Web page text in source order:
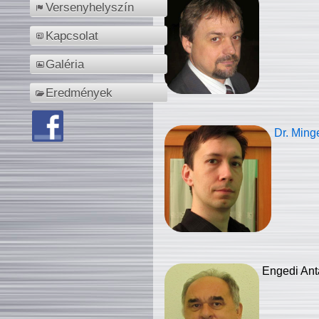
Versenyhelyszín
Kapcsolat
Galéria
Eredmények
Dr.
Engedi